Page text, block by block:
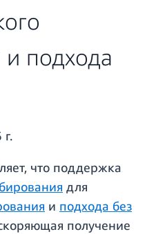
подхода
что поддержка
для
и подхода без
получение